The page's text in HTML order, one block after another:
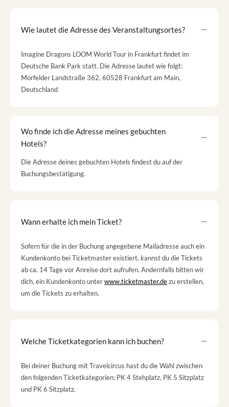
Wie lautet die Adresse des Veranstaltungsortes?
Imagine Dragons LOOM World Tour in Frankfurt findet im
Deutsche Bank Park statt. Die Adresse lautet wie folgt:
Mörfelder Landstraße 362, 60528 Frankfurt am Main,
Deutschland
Wo finde ich die Adresse meines gebuchten
Hotels?
Die Adresse deines gebuchten Hotels findest du auf der
Buchungsbestätigung.
Wann erhalte ich mein Ticket?
Sofern für die in der Buchung angegebene Mailadresse auch ein
Kundenkonto bei Ticketmaster existiert, kannst du die Tickets
ab ca. 14 Tage vor Anreise dort aufrufen. Andernfalls bitten wir
dich, ein Kundenkonto unterwww.ticketmaster.dezu erstellen,
um die Tickets zu erhalten.
Welche Ticketkategorien kann ich buchen?
Bei deiner Buchung mit Travelcircus hast du die Wahl zwischen
den folgenden Ticketkategorien: PK 4 Stehplatz, PK 5 Sitzplatz
und PK 6 Sitzplatz.